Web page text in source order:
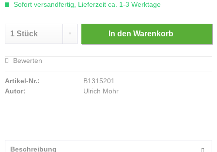
Sofort versandfertig, Lieferzeit ca. 1-3 Werktage
In den Warenkorb
Bewerten
Artikel-Nr.:
B1315201
Autor:
Ulrich Mohr
Beschreibung